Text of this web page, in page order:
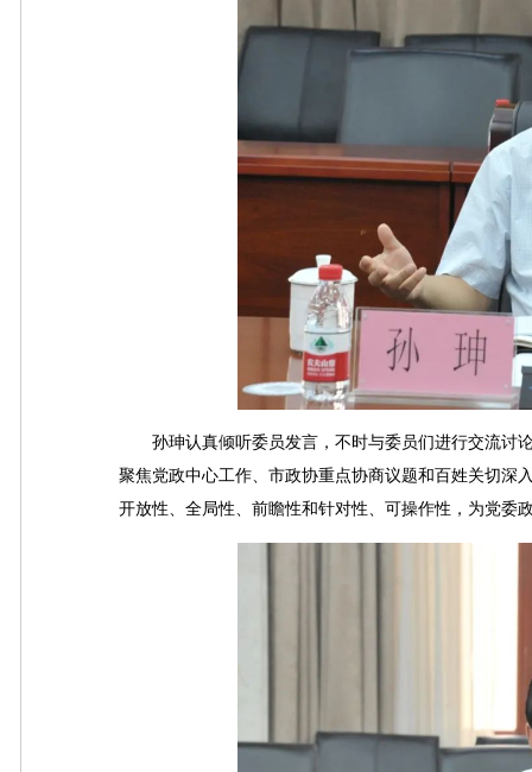
孙珅认真倾听委员发言，不时与委员们进行交流讨
聚焦党政中心工作、市政协重点协商议题和百姓关切深
开放性、全局性、前瞻性和针对性、可操作性，为党委